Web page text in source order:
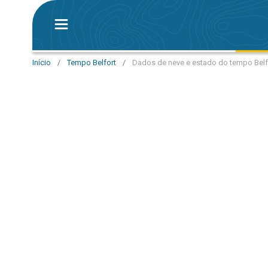
Início / Tempo Belfort / Dados de neve e estado do tempo